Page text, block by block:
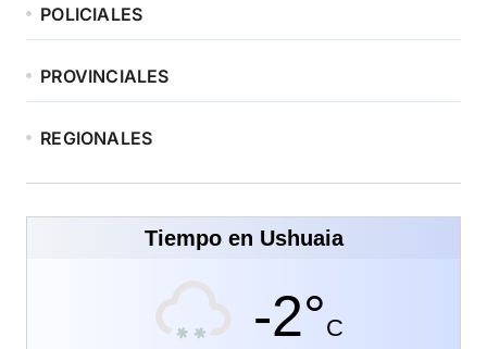
POLICIALES
PROVINCIALES
REGIONALES
Tiempo en Ushuaia
-2°C